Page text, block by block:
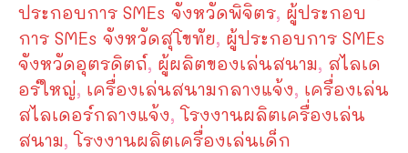
ประกอบการ SMEs จังหวัดพิจิตร, ผู้ประกอบ
การ SMEs จังหวัดสุโขทัย, ผู้ประกอบการ SMEs
จังหวัดอุตรดิตถ์, ผู้ผลิตของเล่นสนาม, สไลเด
อร์ใหญ่, เครื่องเล่นสนามกลางแจ้ง, เครื่องเล่น
สไลเดอร์กลางแจ้ง,โรงงานผลิตเครื่องเล่น
สนาม,โรงงานผลิตเครื่องเล่นเด็ก